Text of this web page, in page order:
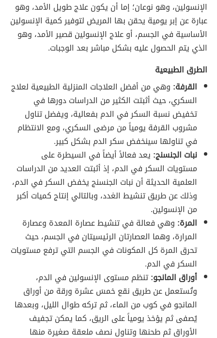
الإنسولين، وهو نوعان؛ إما أن يكون علاج طويل الأمد، وهو
عبارة عن إبر يومية يحقن بها المريض لتوفير كمية الإنسولين
الأساسية في الجسم، أو علاج الإنسولين قصير الأمد، وهو
الذي يتم الحصول عليه بشكل مباشر بعد الوجبات.
الطرق الطبيعية
القرفة: وهي من أفضل العلاجات المنزلية الطبيعية لعلاج
السكري، حيث أثبتت الكثير من الدراسات دورها في
تخفيض نسبة السكر في الدم بفعالية، ويفضل تناول
مشروب القرفة يومياً من مرضى السكري، ومع الانتظام
في تناولها سينخفض سكر الدم بشكل كبير.
نبات الجنسنج: يعد فعالاً أيضاً في السيطرة على
مستويات السكر في الدم، إذ أثبتت العديد من الدراسات
العلمية الحديثة أن نبات الجنسنج يخفض السكر في الدم،
وذلك عن طريق تنشيط الغدد، وبالتالي إنتاج كميات أكبر
من الإنسولين.
المرة: وهي فعالة في تنشيط عصارة المعدة وعصارة
المرارة، وهما العصارتان الرئيسيتان في الجسم، حيث
تحرق المرة كل المكونات في الجسم التي ترفع مستويات
السكر في الدم.
أوراق المانجو:تنظم مستوى الإنسولين في الدم،
وتُستعمل عن طريق نقع خمسَ عشرة ورقة من أوراق
المانجو في كوب من الماء، ثم تركه طوال الليل، وبعدها
يُصفى ثم يؤخذ يومياً على الريق، كما يمكن تجفيف
الأوراق ثم طحنها وتناول نصف ملعقة صغيرة منها